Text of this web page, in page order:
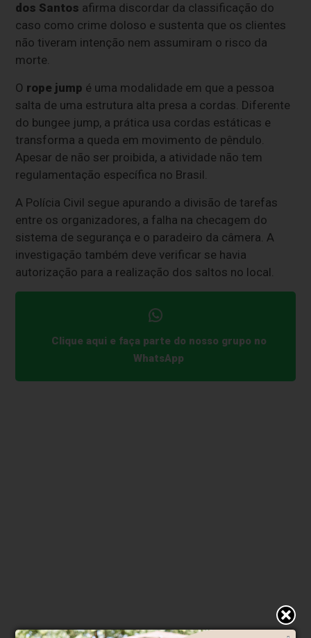
dos Santos afirma discordar da classificação do
caso como crime doloso e sustenta que os clientes
não tiveram intenção nem assumiram o risco da
morte.
O rope jump é uma modalidade em que a pessoa
salta de uma estrutura alta presa a cordas. Diferente
do bungee jump, a prática usa cordas estáticas e
transforma a queda em movimento de pêndulo.
Apesar de não ser proibida, a atividade não tem
regulamentação específica no Brasil.
A Polícia Civil segue apurando a divisão de tarefas
entre os organizadores, a falha na checagem do
sistema de segurança e o paradeiro da câmera. A
investigação também deve verificar se havia
autorização para a realização dos saltos no local.
Clique aqui e faça parte do nosso grupo no
WhatsApp
* O conteúdo de cada comentário é de responsabilidade de quem